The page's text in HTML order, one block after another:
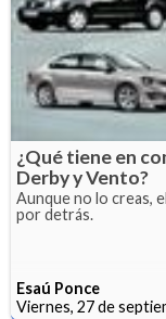
¿Qué tiene en
Derby y Vento?
Aunque no lo creas,
por detrás.
Esaú Ponce
Viernes, 27 de